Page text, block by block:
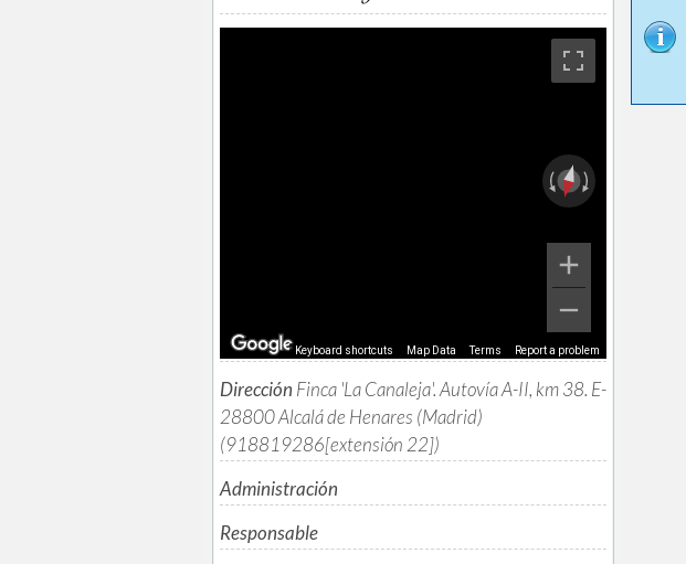
Keyboard shortcuts Map Data Terms Report a problem
Dirección Finca 'La Canaleja'. Autovía A-II, km 38. E-
28800 Alcalá de Henares (Madrid)
(918819286[extensión 22])
Administración
Responsable